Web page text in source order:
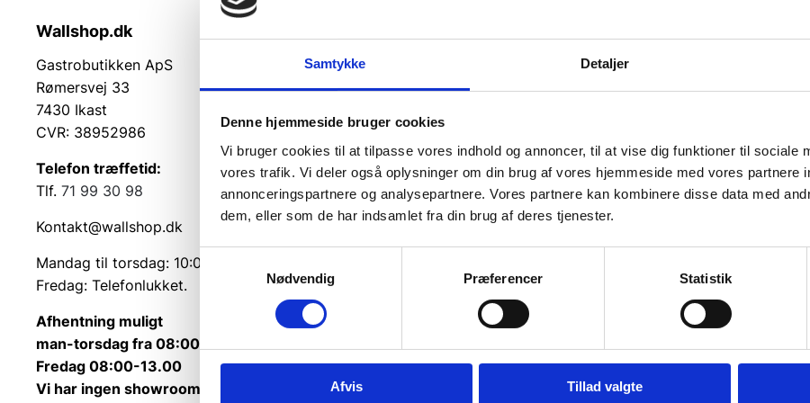
Samtykke Detaljer
Denne hjemmeside bruger cookies
Vi bruger cookies til at tilpasse vores indhold og annoncer, til at vise dig funktioner til sociale
vores trafik. Vi deler også oplysninger om din brug af vores hjemmeside med vores partnere
annonceringspartnere og analysepartnere. Vores partnere kan kombinere disse data med
dem, eller som de har indsamlet fra din brug af deres tjenester.
Samtykkevalg
Nødvendig
Præferencer Statistik
Afvis Tillad valgte
Wallshop.dk
Gastrobutikken ApS
Rømersvej 33
7430 Ikast
CVR: 38952986
Telefon træffetid:
Tlf. 71 99 30 98
Kontakt@wallshop.dk
Mandag til torsdag: 10:00 – 14:00.
Fredag: Telefonlukket.
Afhentning muligt
man-torsdag fra 08:00-16:00.
Fredag 08:00-13.00
Vi har ingen showroom.
Kundeservice
Kontakt
Returvarer
Betingelser og garanti
Cookie info
Forside
Kortbetaling